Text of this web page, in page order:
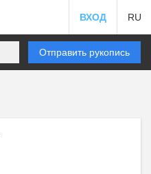
ВХОД RU
Отправить рукопись